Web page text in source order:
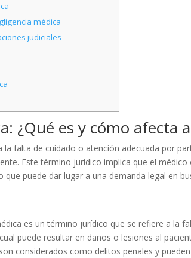
médica
judiciales
¿Qué es y cómo afecta
la falta de cuidado o atención adecuada por
Este término jurídico implica que el
que puede dar lugar a una demanda legal en
es un término jurídico que se refiere a la
puede resultar en daños o lesiones al
considerados como delitos penales y